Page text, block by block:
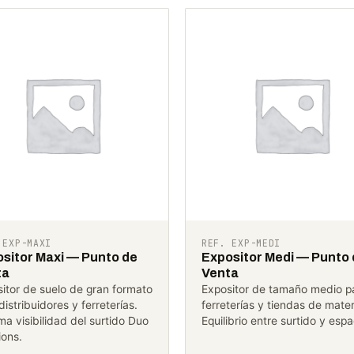
MAXI
Maxi — Punto de
de suelo de gran formato
y ferreterías.
visibilidad del surtido Duo
REF. EXP-MEDI
Expositor Medi — Punto
Venta
Expositor de tamaño medio
ferreterías y tiendas de
Equilibrio entre surtido y